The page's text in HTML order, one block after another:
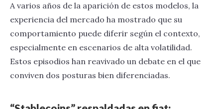
A varios años de la aparición de estos modelos, la
experiencia del mercado ha mostrado que su
comportamiento puede diferir según el contexto,
especialmente en escenarios de alta volatilidad.
Estos episodios han reavivado un debate en el que
conviven dos posturas bien diferenciadas.